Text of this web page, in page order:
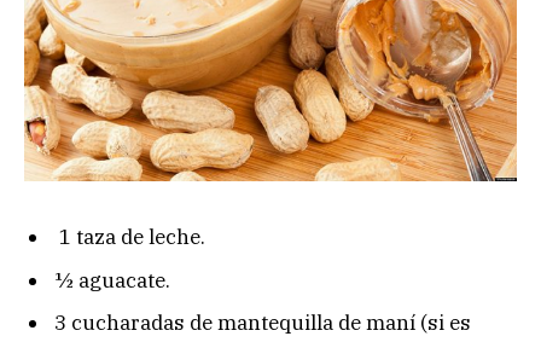
1 taza de leche.
½ aguacate.
3 cucharadas de mantequilla de maní (si es